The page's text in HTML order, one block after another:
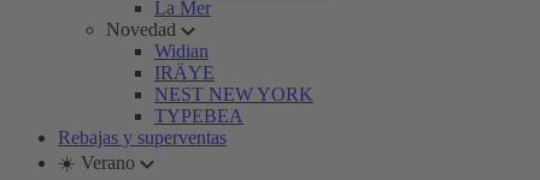
La Mer
Novedad
Widian
IRÄYE
NEST NEW YORK
TYPEBEA
Rebajas y superventas
☀️ Verano